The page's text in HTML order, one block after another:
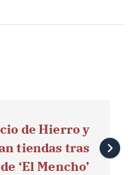
de Hierro y
tiendas tras
‘El Mencho’